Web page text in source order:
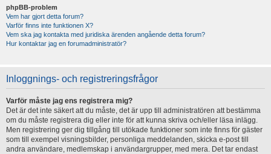
phpBB-problem
Vem har gjort detta forum?
Varför finns inte funktionen X?
Vem ska jag kontakta med juridiska ärenden angående detta forum?
Hur kontaktar jag en forumadministratör?
Inloggnings- och registreringsfrågor
Varför måste jag ens registrera mig?
Det är det inte säkert att du måste, det är upp till administratören att bestämma
om du måste registrera dig eller inte för att kunna skriva och/eller läsa inlägg.
Men registrering ger dig tillgång till utökade funktioner som inte finns för gäster
som till exempel visningsbilder, personliga meddelanden, skicka e-post till
andra användare, medlemskap i användargrupper, med mera. Det tar endast